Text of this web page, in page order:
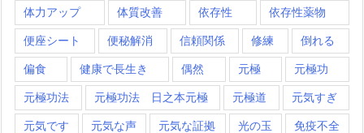
体力アップ 体質改善 依存性 依存性薬物
便座シート 便秘解消 信頼関係 修練 倒れる
偏食 健康で長生き 偶然 元極 元極功
元極功法 元極功法 日之本元極 元極道 元気すぎ
元気です 元気な声 元気な証拠 光の玉 免疫不全